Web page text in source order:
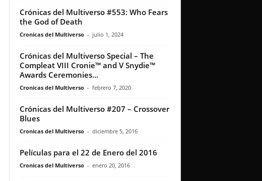
Crónicas del Multiverso #553: Who Fears
the God of Death
Cronicas del Multiverso - julio 1, 2024
Crónicas del Multiverso Special – The
Compleat VIII Cronie™ and V Snydie™
Awards Ceremonies...
Cronicas del Multiverso - febrero 7, 2020
Crónicas del Multiverso #207 – Crossover
Blues
Cronicas del Multiverso - diciembre 5, 2016
Películas para el 22 de Enero del 2016
Cronicas del Multiverso - enero 20, 2016